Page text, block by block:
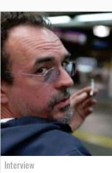
Interview